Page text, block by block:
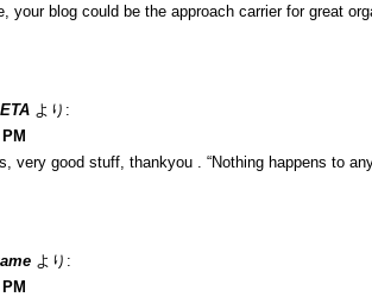
your blog could be the approach carrier for great
より:
very good stuff, thankyou . “Nothing happens to
より: